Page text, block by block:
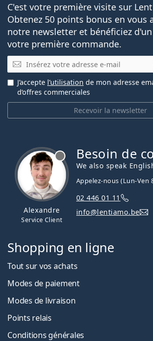
C'est votre première visite sur
Obtenez 50 points bonus en vous
notre newsletter et bénéficiez
votre première commande.
E-mail
Recevoir la newsletter
J’accepte l’utilisation de mon adresse
d’offres commerciales
Alexandre
Service Client
Besoin de
We also speak
Appelez-nous (Lun-Ven
02 446 01 11
info@lentiamo.be
Shopping en ligne
Tout sur vos achats
Modes de paiement
Modes de livraison
Points relais
Conditions générales